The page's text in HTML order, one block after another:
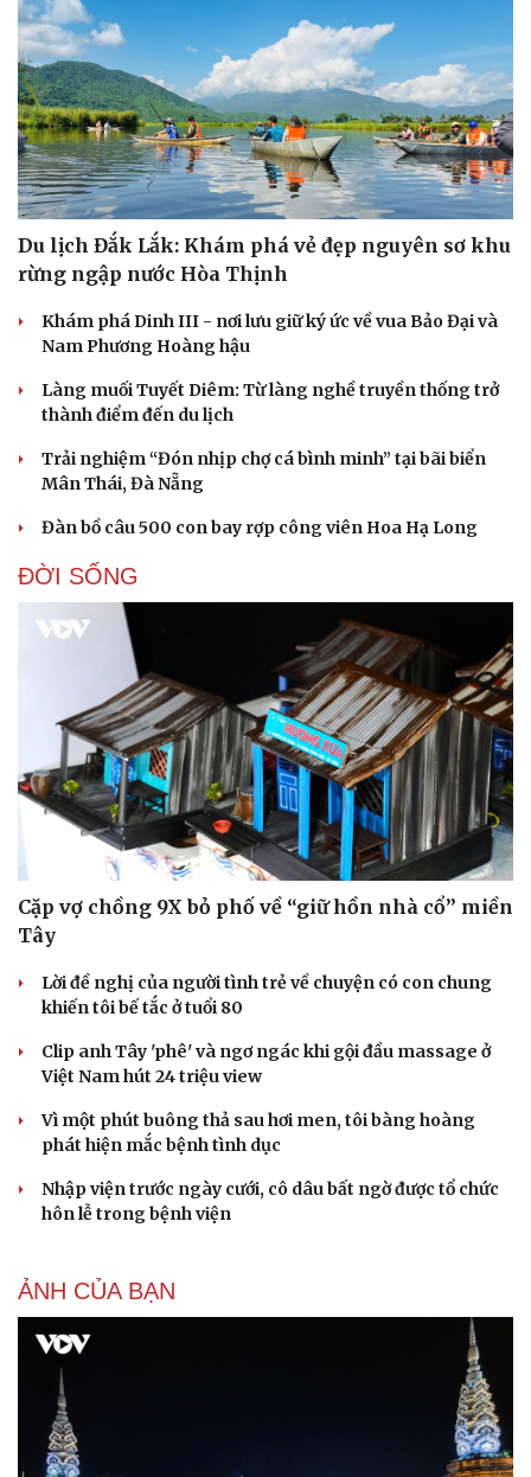
Tư vấn
Săn Tour
Câu chuyện thời sự
Cửa sổ tình yêu
Kể chuyện cho bé
Du lịch Đắk Lắk: Khám phá vẻ đẹp nguyên sơ khu
rừng ngập nước Hòa Thịnh
Khám phá Dinh III - nơi lưu giữ ký ức về vua Bảo Đại và
Nam Phương Hoàng hậu
Làng muối Tuyết Diêm: Từ làng nghề truyền thống trở
thành điểm đến du lịch
Trải nghiệm “Đón nhịp chợ cá bình minh” tại bãi biển
Mân Thái, Đà Nẵng
Đàn bồ câu 500 con bay rợp công viên Hoa Hạ Long
ĐỜI SỐNG
Cặp vợ chồng 9X bỏ phố về “giữ hồn nhà cổ” miền
Tây
Lời đề nghị của người tình trẻ về chuyện có con chung
khiến tôi bế tắc ở tuổi 80
Clip anh Tây 'phê' và ngơ ngác khi gội đầu massage ở
Việt Nam hút 24 triệu view
Vì một phút buông thả sau hơi men, tôi bàng hoàng
phát hiện mắc bệnh tình dục
Nhập viện trước ngày cưới, cô dâu bất ngờ được tổ chức
hôn lễ trong bệnh viện
ẢNH CỦA BẠN